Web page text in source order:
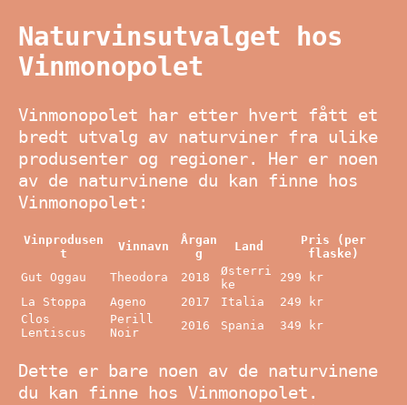
Naturvinsutvalget hos
Vinmonopolet
Vinmonopolet har etter hvert fått et
bredt utvalg av naturviner fra ulike
produsenter og regioner. Her er noen
av de naturvinene du kan finne hos
Vinmonopolet:
Vinprodusen
t
Vinnavn
Årgan
g
Land
Pris (per
flaske)
Gut Oggau
Theodora 2018
Østerri
ke
299 kr
La Stoppa
Ageno 2017 Italia
249 kr
Clos
Lentiscus
Perill
Noir
2016 Spania 349 kr
Dette er bare noen av de naturvinene
du kan finne hos Vinmonopolet.